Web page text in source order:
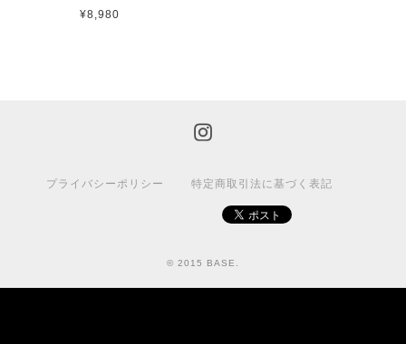
¥8,980
プライバシーポリシー 特定商取引法に基づく表記
© 2015 BASE.